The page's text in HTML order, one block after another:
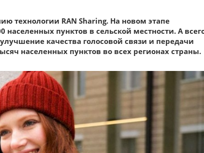
технологии RAN Sharing. На новом этапе
населенных пунктов в сельской местности. А
качества голосовой связи и передачи
населенных пунктов во всех регионах страны.